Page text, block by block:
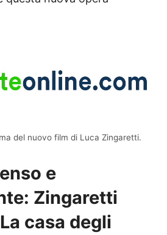
del nuovo film di Luca Zingaretti.
e
Zingaretti
casa degli